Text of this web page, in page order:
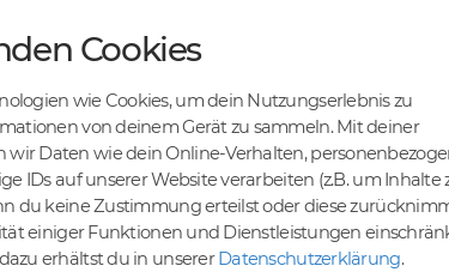
4,99.
und
Kein Gebotsverfahren
Einfaches System - Deine
Orders werden nach dem First-
Come-First-Serve-Prinzip
*)
Cookies
wie Cookies, um dein Nutzungserlebnis zu
von deinem Gerät zu sammeln. Mit deiner
Daten wie dein Online-Verhalten,
IDs auf unserer Website verarbeiten (z.B. um Inhalte
du keine Zustimmung erteilst oder diese
einiger Funktionen und Dienstleistungen
erhältst du in unsererDatenschutzerklärung.